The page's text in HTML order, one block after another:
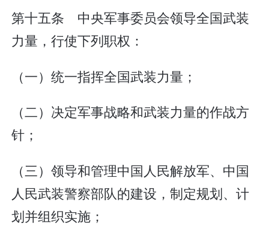
第十五条 中央军事委员会领导全国武装
力量，行使下列职权：
（一）统一指挥全国武装力量；
（二）决定军事战略和武装力量的作战方
针；
（三）领导和管理中国人民解放军、中国
人民武装警察部队的建设，制定规划、计
划并组织实施；